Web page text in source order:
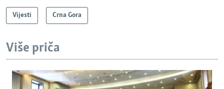
Vijesti Crna Gora
Više priča